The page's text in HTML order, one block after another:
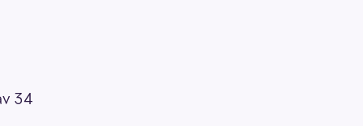
34